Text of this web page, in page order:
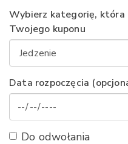
Wybierz kategorię, która
Twojego kuponu
Data rozpoczęcia
Do odwołania